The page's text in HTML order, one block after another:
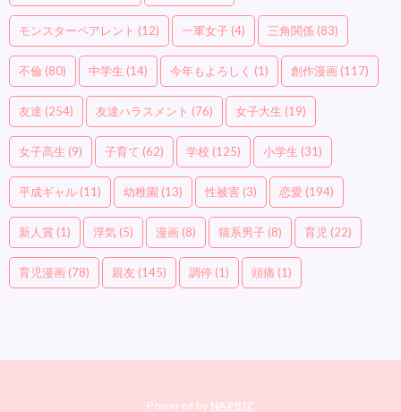
モンスターペアレント (12) 一軍女子 (4) 三角関係 (83)
不倫 (80) 中学生 (14) 今年もよろしく (1) 創作漫画 (117)
友達 (254) 友達ハラスメント (76) 女子大生 (19)
女子高生 (9) 子育て (62) 学校 (125) 小学生 (31)
平成ギャル (11) 幼稚園 (13) 性被害 (3) 恋愛 (194)
新人賞 (1) 浮気 (5) 漫画 (8) 猫系男子 (8) 育児 (22)
育児漫画 (78) 親友 (145) 調停 (1) 頭痛 (1)
Powered by NAPBIZ